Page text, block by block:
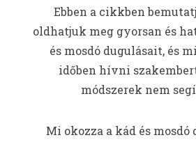
Ebben a cikkben
oldhatjuk meg gyorsan és
és mosdó dugulásait, és
időben hívni
módszerek nem
Mi okozza a kád és mosdó